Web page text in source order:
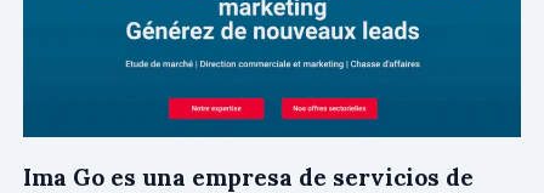
Ima Go es una empresa de servicios de